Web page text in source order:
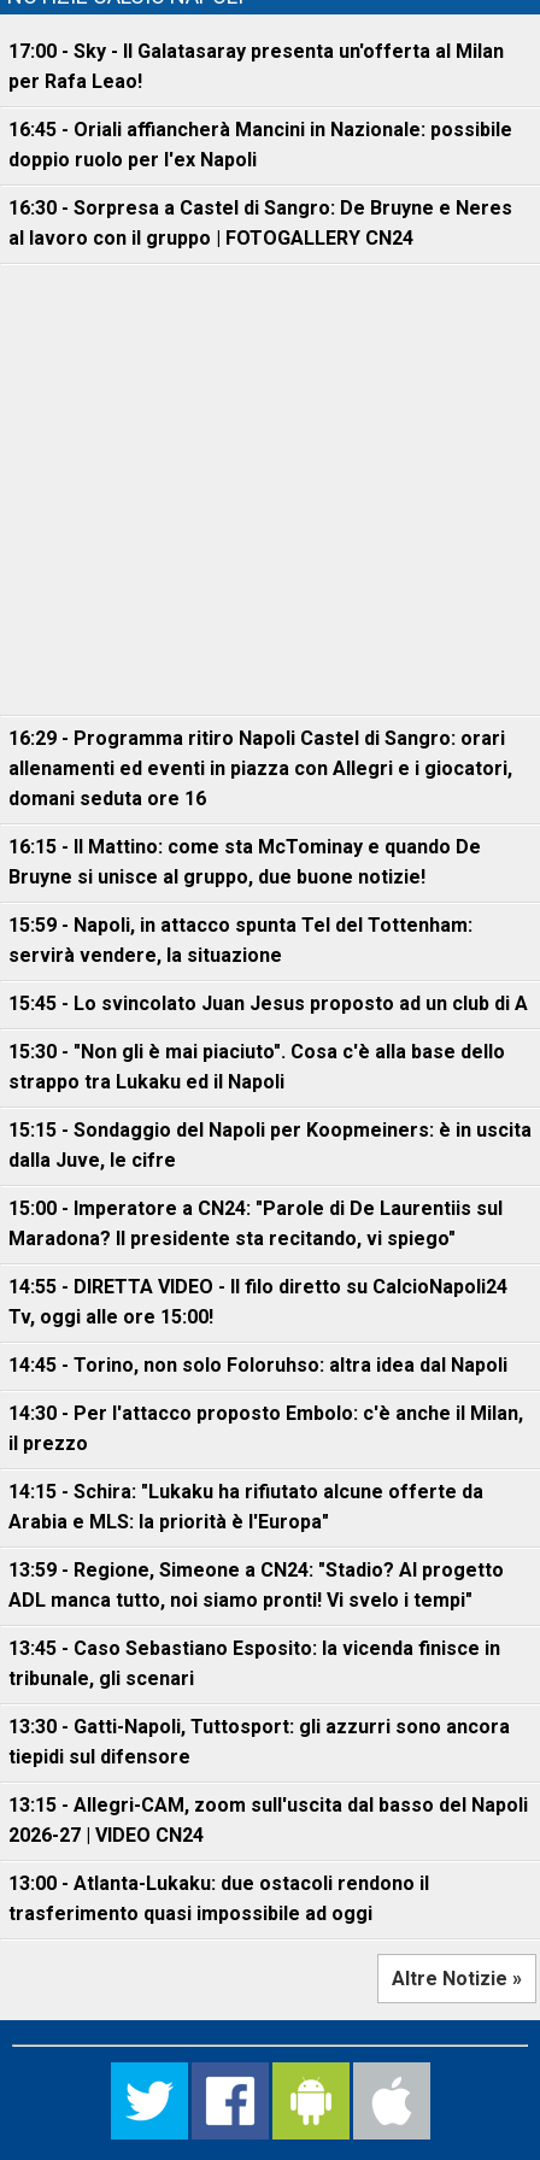
17:00 - Sky - Il Galatasaray presenta un'offerta al Milan
per Rafa Leao!
16:45 - Oriali affiancherà Mancini in Nazionale: possibile
doppio ruolo per l'ex Napoli
16:30 - Sorpresa a Castel di Sangro: De Bruyne e Neres
al lavoro con il gruppo | FOTOGALLERY CN24
16:29 - Programma ritiro Napoli Castel di Sangro: orari
allenamenti ed eventi in piazza con Allegri e i giocatori,
domani seduta ore 16
16:15 - Il Mattino: come sta McTominay e quando De
Bruyne si unisce al gruppo, due buone notizie!
15:59 - Napoli, in attacco spunta Tel del Tottenham:
servirà vendere, la situazione
15:45 - Lo svincolato Juan Jesus proposto ad un club di A
15:30 - "Non gli è mai piaciuto". Cosa c'è alla base dello
strappo tra Lukaku ed il Napoli
15:15 - Sondaggio del Napoli per Koopmeiners: è in uscita
dalla Juve, le cifre
15:00 - Imperatore a CN24: "Parole di De Laurentiis sul
Maradona? Il presidente sta recitando, vi spiego"
14:55 - DIRETTA VIDEO - Il filo diretto su CalcioNapoli24
Tv, oggi alle ore 15:00!
14:45 - Torino, non solo Foloruhso: altra idea dal Napoli
14:30 - Per l'attacco proposto Embolo: c'è anche il Milan,
il prezzo
14:15 - Schira: "Lukaku ha rifiutato alcune offerte da
Arabia e MLS: la priorità è l'Europa"
13:59 - Regione, Simeone a CN24: "Stadio? Al progetto
ADL manca tutto, noi siamo pronti! Vi svelo i tempi"
13:45 - Caso Sebastiano Esposito: la vicenda finisce in
tribunale, gli scenari
13:30 - Gatti-Napoli, Tuttosport: gli azzurri sono ancora
tiepidi sul difensore
13:15 - Allegri-CAM, zoom sull'uscita dal basso del Napoli
2026-27 | VIDEO CN24
13:00 - Atlanta-Lukaku: due ostacoli rendono il
trasferimento quasi impossibile ad oggi
Altre Notizie »